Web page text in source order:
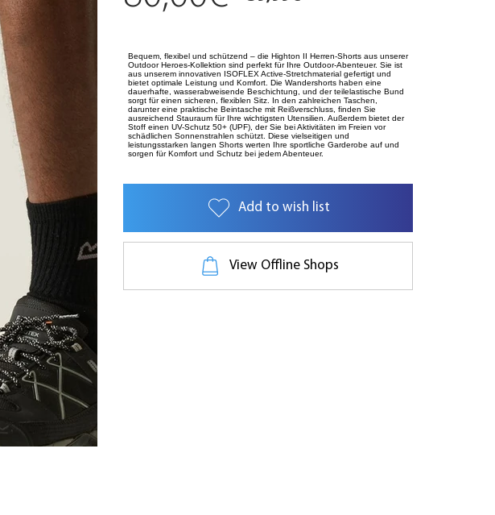
Bequem, flexibel und schützend – die Highton II Herren-Shorts aus unserer
Outdoor Heroes-Kollektion sind perfekt für Ihre Outdoor-Abenteuer. Sie ist
aus unserem innovativen ISOFLEX Active-Stretchmaterial gefertigt und
bietet optimale Leistung und Komfort. Die Wandershorts haben eine
dauerhafte, wasserabweisende Beschichtung, und der teilelastische Bund
sorgt für einen sicheren, flexiblen Sitz. In den zahlreichen Taschen,
darunter eine praktische Beintasche mit Reißverschluss, finden Sie
ausreichend Stauraum für Ihre wichtigsten Utensilien. Außerdem bietet der
Stoff einen UV-Schutz 50+ (UPF), der Sie bei Aktivitäten im Freien vor
schädlichen Sonnenstrahlen schützt. Diese vielseitigen und
leistungsstarken langen Shorts werten Ihre sportliche Garderobe auf und
sorgen für Komfort und Schutz bei jedem Abenteuer.
Add to wish list
View Offline Shops